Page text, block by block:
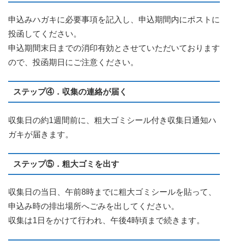
申込みハガキに必要事項を記入し、申込期間内にポストに
投函してください。
申込期間末日までの消印有効とさせていただいております
ので、投函期日にご注意ください。
ステップ④．収集の連絡が届く
収集日の約1週間前に、粗大ゴミシール付き収集日通知ハ
ガキが届きます。
ステップ⑤．粗大ゴミを出す
収集日の当日、午前8時までに粗大ゴミシールを貼って、
申込み時の排出場所へごみを出してください。
収集は1日をかけて行われ、午後4時頃まで続きます。